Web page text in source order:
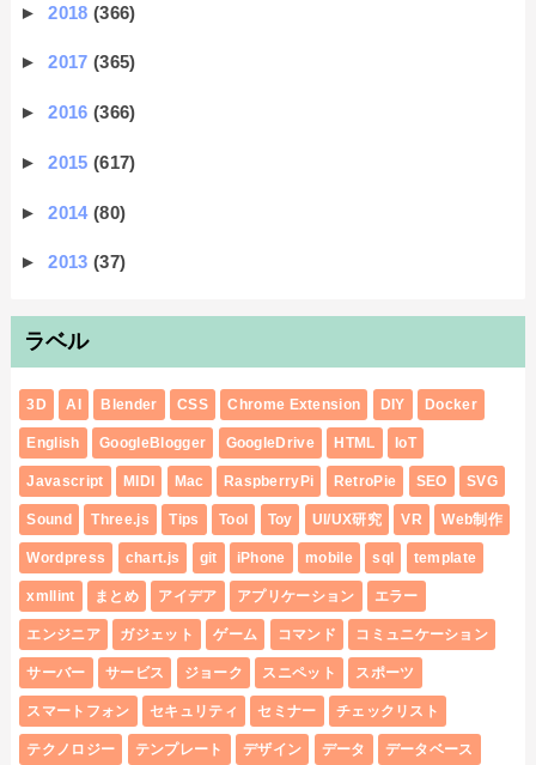
►2018(366)
►2017(365)
►2016(366)
►2015(617)
►2014(80)
►2013(37)
ラベル
3D AI Blender CSS Chrome Extension DIY Docker
English GoogleBlogger GoogleDrive HTML IoT
Javascript MIDI Mac RaspberryPi RetroPie SEO SVG
Sound Three.js Tips Tool Toy UI/UX研究 VR Web制作
Wordpress chart.js git iPhone mobile sql template
xmllint まとめ アイデア アプリケーション エラー
エンジニア ガジェット ゲーム コマンド コミュニケーション
サーバー サービス ジョーク スニペット スポーツ
スマートフォン セキュリティ セミナー チェックリスト
テクノロジー テンプレート デザイン データ データベース